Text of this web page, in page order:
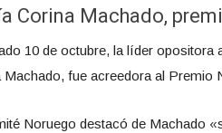
Corina Machado,
10 de octubre, la líder opositora
Machado, fue acreedora al Premio
Noruego destacó de Machado